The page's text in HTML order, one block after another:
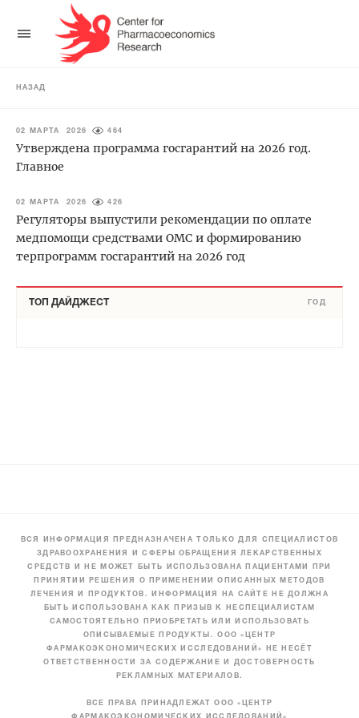
НАЗАД
02 МАРТА 2026 464
Утверждена программа госгарантий на 2026 год.
Главное
02 МАРТА 2026 426
Регуляторы выпустили рекомендации по оплате
медпомощи средствами ОМС и формированию
терпрограмм госгарантий на 2026 год
ТОП ДАЙДЖЕСТ ГОД
ВСЯ ИНФОРМАЦИЯ ПРЕДНАЗНАЧЕНА ТОЛЬКО ДЛЯ СПЕЦИАЛИСТОВ
ЗДРАВООХРАНЕНИЯ И СФЕРЫ ОБРАЩЕНИЯ ЛЕКАРСТВЕННЫХ
СРЕДСТВ И НЕ МОЖЕТ БЫТЬ ИСПОЛЬЗОВАНА ПАЦИЕНТАМИ ПРИ
ПРИНЯТИИ РЕШЕНИЯ О ПРИМЕНЕНИИ ОПИСАННЫХ МЕТОДОВ
ЛЕЧЕНИЯ И ПРОДУКТОВ. ИНФОРМАЦИЯ НА САЙТЕ НЕ ДОЛЖНА
БЫТЬ ИСПОЛЬЗОВАНА КАК ПРИЗЫВ К НЕСПЕЦИАЛИСТАМ
САМОСТОЯТЕЛЬНО ПРИОБРЕТАТЬ ИЛИ ИСПОЛЬЗОВАТЬ
ОПИСЫВАЕМЫЕ ПРОДУКТЫ. ООО «ЦЕНТР
ФАРМАКОЭКОНОМИЧЕСКИХ ИССЛЕДОВАНИЙ» НЕ НЕСЁТ
ОТВЕТСТВЕННОСТИ ЗА СОДЕРЖАНИЕ И ДОСТОВЕРНОСТЬ
РЕКЛАМНЫХ МАТЕРИАЛОВ.
ВСЕ ПРАВА ПРИНАДЛЕЖАТ ООО «ЦЕНТР